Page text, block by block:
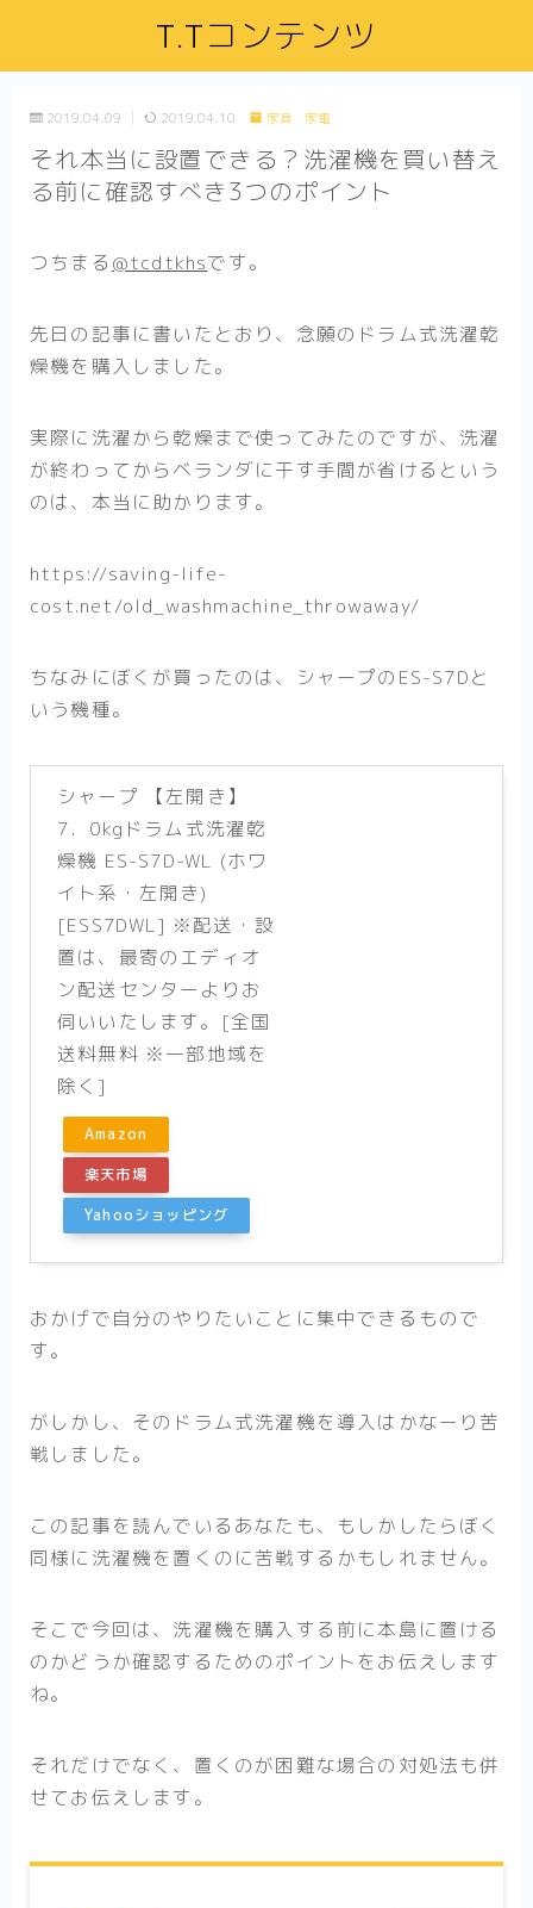
T.Tコンテンツ
2019.04.09 2019.04.10 家具・家電
それ本当に設置できる？洗濯機を買い替え
る前に確認すべき3つのポイント
つちまる @tcdtkhsです。
先日の記事に書いたとおり、念願のドラム式洗濯乾
燥機を購入しました。
実際に洗濯から乾燥まで使ってみたのですが、洗濯
が終わってからベランダに干す手間が省けるという
のは、本当に助かります。
https://saving-life-
cost.net/old_washmachine_throwaway/
ちなみにぼくが買ったのは、シャープのES-S7Dと
いう機種。
シャープ 【左開き】
7．0kgドラム式洗濯乾
燥機 ES-S7D-WL (ホワ
イト系・左開き)
[ESS7DWL] ※配送・設
置は、最寄のエディオ
ン配送センターよりお
伺いいたします。[全国
送料無料 ※一部地域を
除く]
Amazon
楽天市場
Yahooショッピング
おかげで自分のやりたいことに集中できるもので
す。
がしかし、そのドラム式洗濯機を導入はかなーり苦
戦しました。
この記事を読んでいるあなたも、もしかしたらぼく
同様に洗濯機を置くのに苦戦するかもしれません。
そこで今回は、洗濯機を購入する前に本島に置ける
のかどうか確認するためのポイントをお伝えします
ね。
それだけでなく、置くのが困難な場合の対処法も併
せてお伝えします。